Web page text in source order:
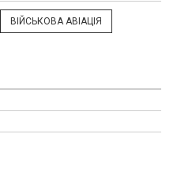
ВІЙСЬКОВА АВІАЦІЯ